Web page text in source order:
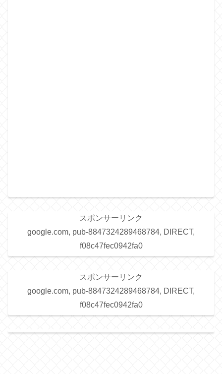
スポンサーリンク
google.com, pub-8847324289468784, DIRECT,
f08c47fec0942fa0
スポンサーリンク
google.com, pub-8847324289468784, DIRECT,
f08c47fec0942fa0